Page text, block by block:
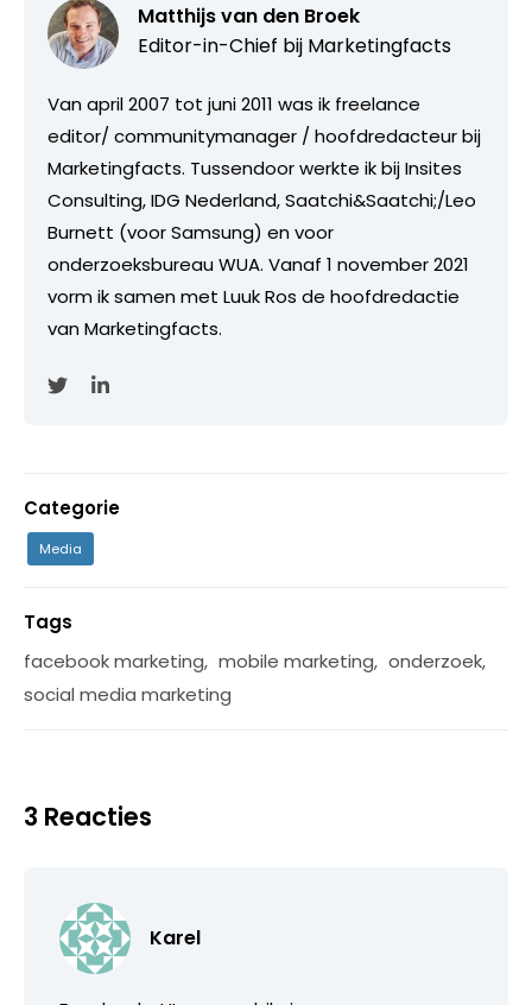
Matthijs van den Broek
Editor-in-Chief bij Marketingfacts
Van april 2007 tot juni 2011 was ik freelance
editor/ communitymanager / hoofdredacteur bij
Marketingfacts. Tussendoor werkte ik bij Insites
Consulting, IDG Nederland, Saatchi&Saatchi;/Leo
Burnett (voor Samsung) en voor
onderzoeksbureau WUA. Vanaf 1 november 2021
vorm ik samen met Luuk Ros de hoofdredactie
van Marketingfacts.
Categorie
Media
Tags
facebook marketing, mobile marketing, onderzoek,
social media marketing
3 Reacties
Karel